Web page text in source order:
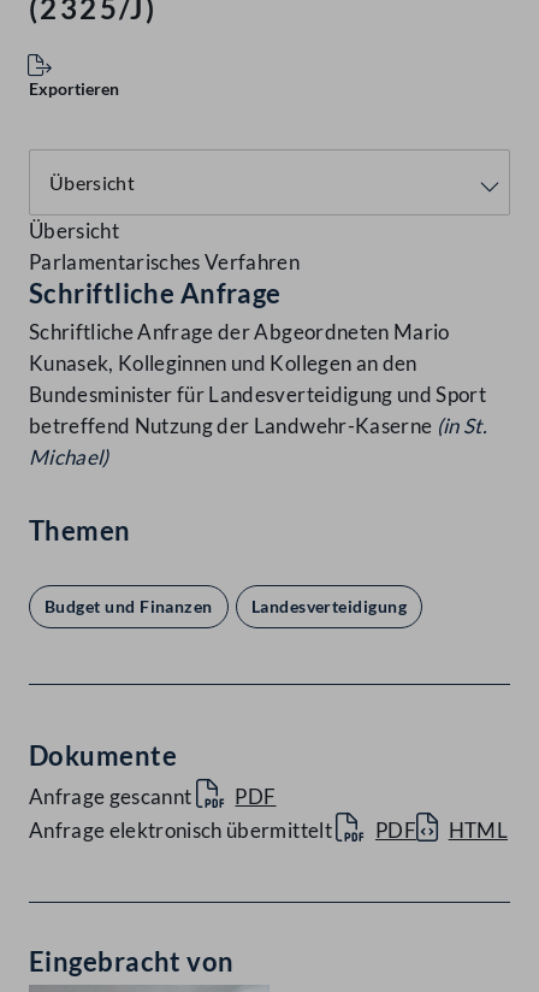
(2325/J)
Exportieren
Übersicht
Parlamentarisches Verfahren
Schriftliche Anfrage
Schriftliche Anfrage der Abgeordneten Mario
Kunasek, Kolleginnen und Kollegen an den
Bundesminister für Landesverteidigung und Sport
betreffend Nutzung der Landwehr-Kaserne (in St.
Michael)
Themen
Budget und Finanzen Landesverteidigung
Dokumente
Anfrage gescannt
PDF
Anfrage elektronisch übermittelt
PDF HTML
Eingebracht von